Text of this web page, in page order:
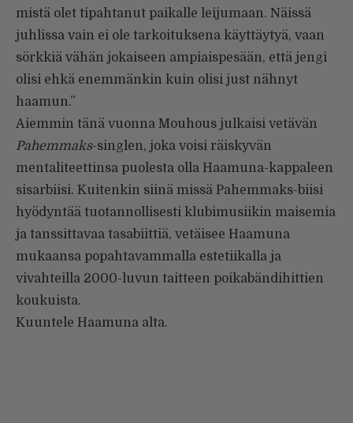
mistä olet tipahtanut paikalle leijumaan. Näissä
juhlissa vain ei ole tarkoituksena käyttäytyä, vaan
sörkkiä vähän jokaiseen ampiaispesään, että jengi
olisi ehkä enemmänkin kuin olisi just nähnyt
haamun.”
Aiemmin tänä vuonna Mouhous julkaisi vetävän
Pahemmaks-singlen, joka voisi räiskyvän
mentaliteettinsa puolesta olla Haamuna-kappaleen
sisarbiisi. Kuitenkin siinä missä Pahemmaks-biisi
hyödyntää tuotannollisesti klubimusiikin maisemia
ja tanssittavaa tasabiittiä, vetäisee Haamuna
mukaansa popahtavammalla estetiikalla ja
vivahteilla 2000-luvun taitteen poikabändihittien
koukuista.
Kuuntele Haamuna alta.